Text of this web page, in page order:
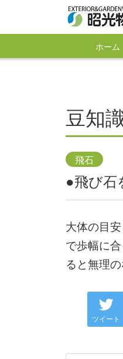
ホーム
豆知
飛石
●飛び石
大体の目
で歩幅に
ると無理
ツイート